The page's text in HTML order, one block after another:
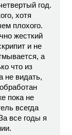
год.
хотя
плохого.
жесткий
и не
а
что из
не видать,
пока не
всегда
все годы я